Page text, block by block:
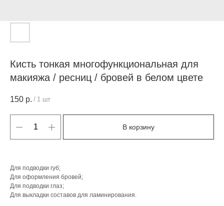
Кисть тонкая многофункциональная для
макияжа / ресниц / бровей в белом цвете
150 р. / 1 шт
В корзину
Для подводки губ;
Для оформления бровей;
Для подводки глаз;
Для выкладки составов для ламинирования.